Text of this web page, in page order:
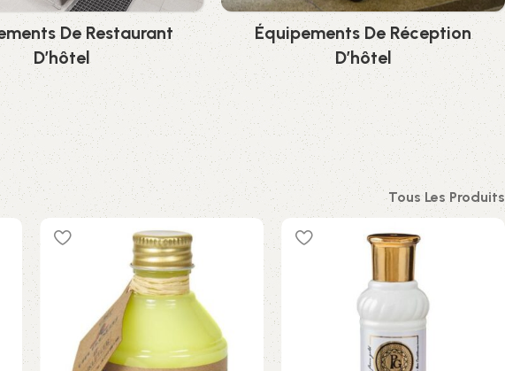
De Restaurant
D’hôtel
Équipements De Réception
D’hôtel
Tous Les Produits